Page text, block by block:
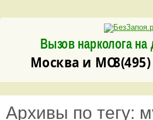
Вызов нарколога на
Москва и МО
Архивы по тегу: